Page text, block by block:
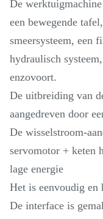
De
een bewegende
smeersysteem, een
hydraulisch
enzovoort.
De uitbreiding van
aangedreven door
De wisselstroom-
servomotor + keten
lage energie
Het is eenvoudig en
De interface is